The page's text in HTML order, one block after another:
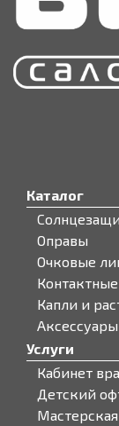
Каталог
Оправы
Очковые
Капли и
Аксессуары
Услуги
Кабинет
Детский
Мастерская